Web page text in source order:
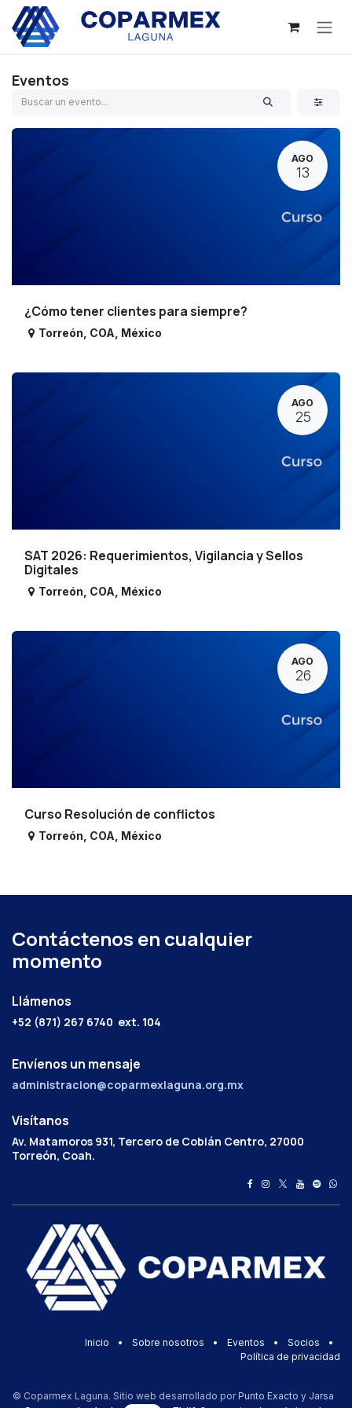
Ir al contenido
Eventos
AGO
13
¿Cómo tener clientes para siempre?
Torreón COA México
AGO
25
SAT 2026: Requerimientos, Vigilancia y Sellos
Digitales
Torreón COA México
AGO
26
Curso Resolución de conflictos
Torreón COA México
Contáctenos en cualquier
momento
Llámenos
+52 (871) 267 6740 ext. 104
Envíenos un mensaje
administracion@coparmexlaguna.org.mx
Visítanos
Av. Matamoros 931, Tercero de Cobián Centro, 27000
Torreón, Coah.
Inicio • Sobre nosotros • Eventos • Socios
•
Política de privacidad
© Coparmex Laguna. Sitio web desarrollado por Punto Exacto y Jarsa